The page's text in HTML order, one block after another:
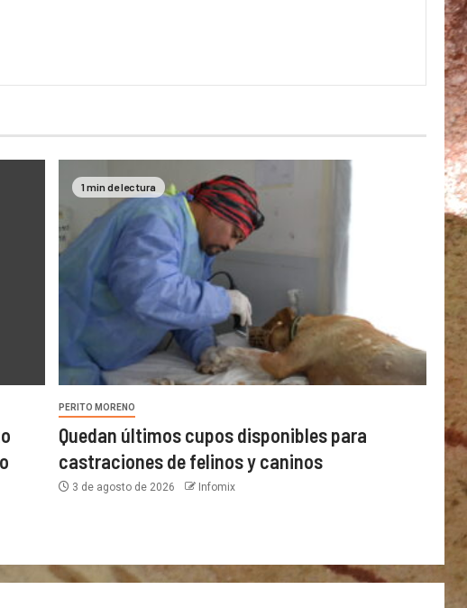
1 min de lectura
PERITO MORENO
Quedan últimos cupos disponibles para
castraciones de felinos y caninos
3 de agosto de 2026 Infomix